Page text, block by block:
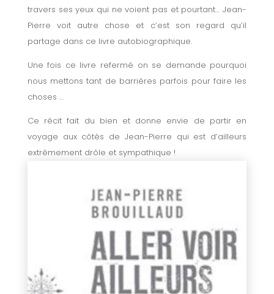
travers ses yeux qui ne voient pas et pourtant… Jean-
Pierre voit autre chose et c’est son regard qu’il
partage dans ce livre autobiographique.
Une fois ce livre refermé on se demande pourquoi
nous mettons tant de barrières parfois pour faire les
choses …
Ce récit fait du bien et donne envie de partir en
voyage aux côtés de Jean-Pierre qui est d’ailleurs
extrêmement drôle et sympathique !